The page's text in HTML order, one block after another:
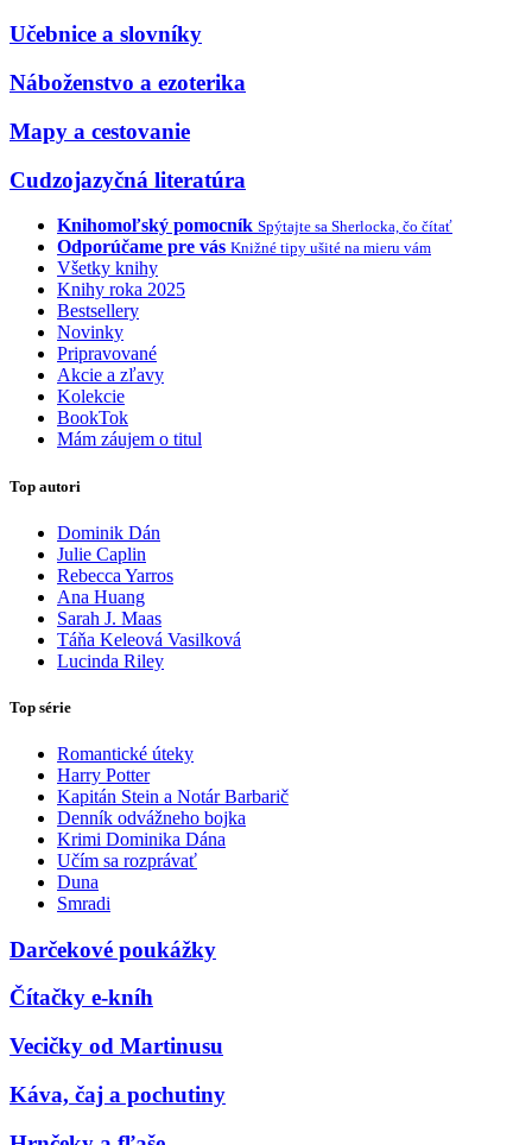
Učebnice a slovníky
Náboženstvo a ezoterika
Mapy a cestovanie
Cudzojazyčná literatúra
Knihomoľský pomocník Spýtajte sa Sherlocka, čo čítať
Odporúčame pre vás Knižné tipy ušité na mieru vám
Všetky knihy
Knihy roka 2025
Bestsellery
Novinky
Pripravované
Akcie a zľavy
Kolekcie
BookTok
Mám záujem o titul
Top autori
Dominik Dán
Julie Caplin
Rebecca Yarros
Ana Huang
Sarah J. Maas
Táňa Keleová Vasilková
Lucinda Riley
Top série
Romantické úteky
Harry Potter
Kapitán Stein a Notár Barbarič
Denník odvážneho bojka
Krimi Dominika Dána
Učím sa rozprávať
Duna
Smradi
Darčekové poukážky
Čítačky e-kníh
Vecičky od Martinusu
Káva, čaj a pochutiny